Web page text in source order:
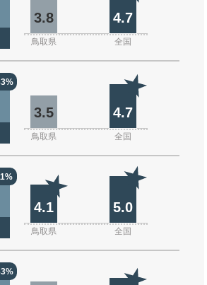
3.8 4.7
鳥取県 全国
3.5 4.7
鳥取県 全国
4.1 5.0
鳥取県 全国